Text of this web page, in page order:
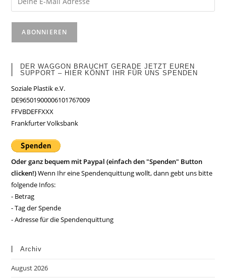
DER WAGGON BRAUCHT GERADE JETZT EUREN
SUPPORT – HIER KÖNNT IHR FÜR UNS SPENDEN
Soziale Plastik e.V.
DE96501900006101767009
FFVBDEFFXXX
Frankfurter Volksbank
Oder ganz bequem mit Paypal (einfach den "Spenden" Button
clicken!)Wenn Ihr eine Spendenquittung wollt, dann gebt uns bitte
folgende Infos:
- Betrag
- Tag der Spende
- Adresse für die Spendenquittung
Archiv
August 2026